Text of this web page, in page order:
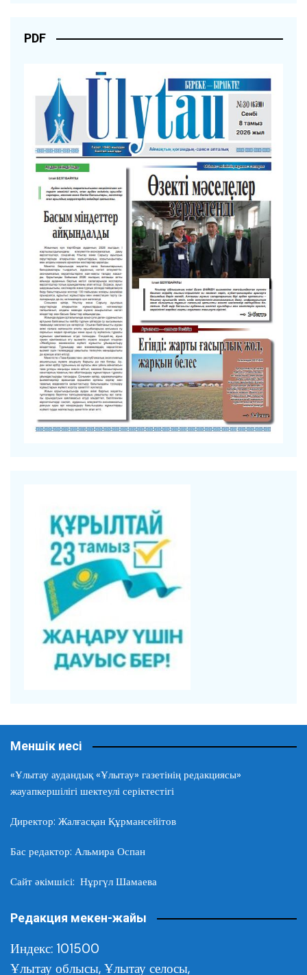
PDF
Меншік иесі
«Ұлытау аудандық «Ұлытау» газетінің редакциясы»
жауапкершілігі шектеулі серіктестігі
Директор: Жалғасқан Құрмансейітов
Бас редактор: Альмира Оспан
Сайт әкімшісі: Нұргүл Шамаева
Редакция мекен-жайы
Индекс: 101500
Ұлытау облысы, Ұлытау селосы,